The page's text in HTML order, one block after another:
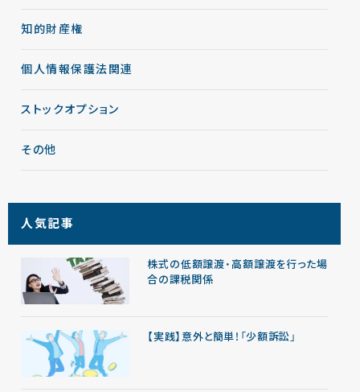
知的財産権
個人情報保護法関連
ストックオプション
その他
人気記事
株式の低額譲渡・高額譲渡を行った場
合の課税関係
【実践】意外と簡単！「少額訴訟」